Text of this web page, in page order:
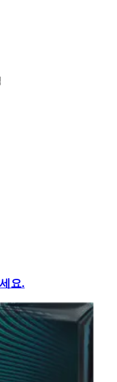
요.